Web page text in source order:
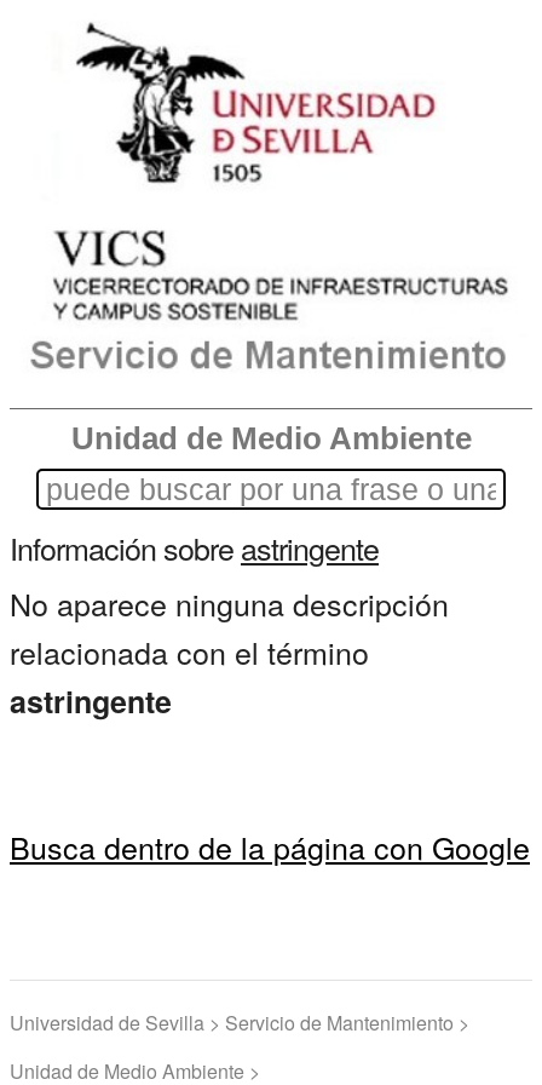
Unidad de Medio Ambiente
Información sobreastringente
No aparece ninguna descripción
relacionada con el término
astringente
Busca dentro de la página con Google
Universidad de Sevilla > Servicio de Mantenimiento >
Unidad de Medio Ambiente >